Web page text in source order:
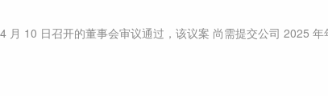
月 10 日召开的董事会审议通过，该议案 尚需提交公司 2025